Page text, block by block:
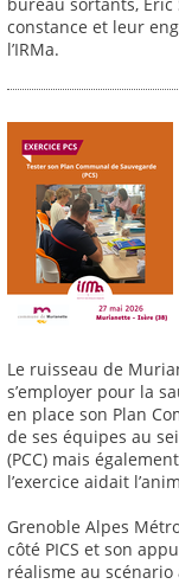
constance et leur
l’IRMa.
Le ruisseau de
s’employer pour la
en place son Plan
de ses équipes au
(PCC) mais
l’exercice aidait
Grenoble Alpes
côté PICS et son
réalisme au